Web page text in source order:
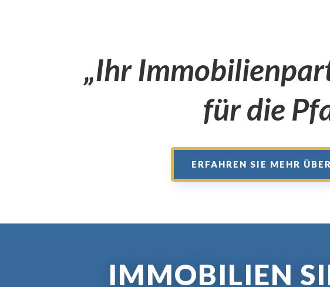
„Ihr
für die
ERFAHREN SIE MEHR
IMMOBILIEN